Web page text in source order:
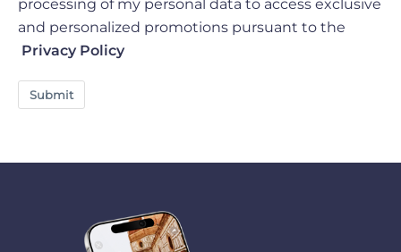
processing of my personal data to access exclusive
and personalized promotions pursuant to the
Privacy Policy
Submit